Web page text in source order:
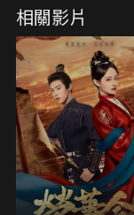
相關影片